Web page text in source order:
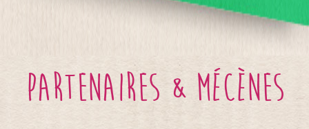
partenaires & mécènes